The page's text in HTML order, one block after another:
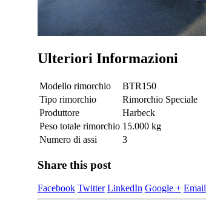
Ulteriori Informazioni
Modello rimorchio
BTR150
Tipo rimorchio
Rimorchio Speciale
Produttore
Harbeck
Peso totale rimorchio 15.000 kg
Numero di assi
3
Share this post
Facebook Twitter LinkedIn Google + Email